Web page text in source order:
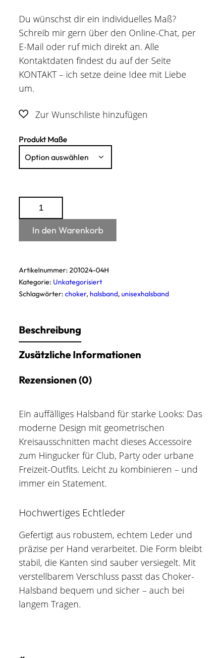
Du wünschst dir ein individuelles Maß?
Schreib mir gern über den Online-Chat, per
E-Mail oder ruf mich direkt an. Alle
Kontaktdaten findest du auf der Seite
KONTAKT – ich setze deine Idee mit Liebe
um.
Produkt Maße
Lederhalsband
/
Choker
Menge
In den Warenkorb
Artikelnummer: 201024-04H
Kategorie: Unkategorisiert
Schlagwörter: choker, halsband, unisexhalsband
Beschreibung
Zusätzliche Informationen
Rezensionen (0)
Ein auffälliges Halsband für starke Looks: Das
moderne Design mit geometrischen
Kreisausschnitten macht dieses Accessoire
zum Hingucker für Club, Party oder urbane
Freizeit-Outfits. Leicht zu kombinieren – und
immer ein Statement.
Hochwertiges Echtleder
Gefertigt aus robustem, echtem Leder und
präzise per Hand verarbeitet. Die Form bleibt
stabil, die Kanten sind sauber versiegelt. Mit
verstellbarem Verschluss passt das Choker-
Halsband bequem und sicher – auch bei
langem Tragen.